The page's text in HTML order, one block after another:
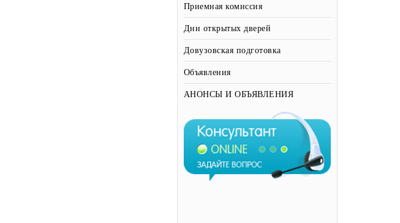
Приемная комиссия
Дни открытых дверей
Довузовская подготовка
Объявления
АНОНСЫ И ОБЪЯВЛЕНИЯ